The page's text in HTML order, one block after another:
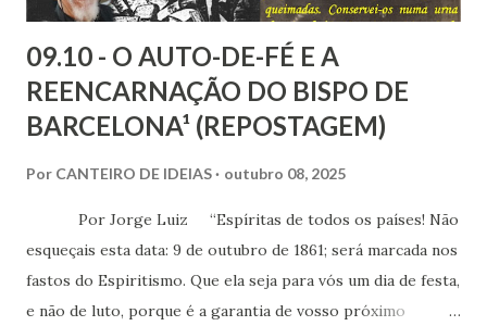
09.10 - O AUTO-DE-FÉ E A
REENCARNAÇÃO DO BISPO DE
BARCELONA¹ (REPOSTAGEM)
Por CANTEIRO DE IDEIAS outubro 08, 2025
Por Jorge Luiz “Espíritas de todos os países! Não
esqueçais esta data: 9 de outubro de 1861; será marcada nos
fastos do Espiritismo. Que ela seja para vós um dia de festa,
e não de luto, porque é a garantia de vosso próximo